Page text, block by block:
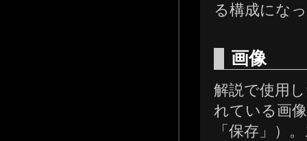
る構成にな
画像
解説で使用
れている画
「保存」）